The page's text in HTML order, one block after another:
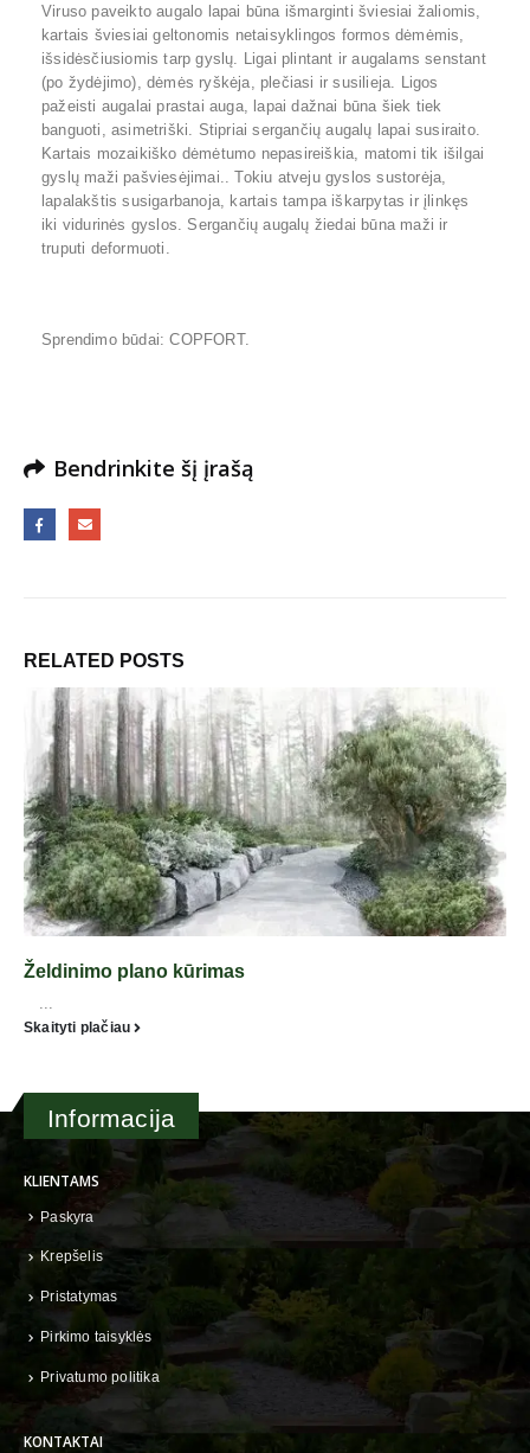
Viruso paveikto augalo lapai būna išmarginti šviesiai žaliomis,
kartais šviesiai geltonomis netaisyklingos formos dėmėmis,
išsidėsčiusiomis tarp gyslų. Ligai plintant ir augalams senstant
(po žydėjimo), dėmės ryškėja, plečiasi ir susilieja. Ligos
pažeisti augalai prastai auga, lapai dažnai būna šiek tiek
banguoti, asimetriški. Stipriai sergančių augalų lapai susiraito.
Kartais mozaikiško dėmėtumo nepasireiškia, matomi tik išilgai
gyslų maži pašviesėjimai.. Tokiu atveju gyslos sustorėja,
lapalakštis susigarbanoja, kartais tampa iškarpytas ir įlinkęs
iki vidurinės gyslos. Sergančių augalų žiedai būna maži ir
truputi deformuoti.
Sprendimo būdai: COPFORT.
Bendrinkite šį įrašą
RELATED POSTS
Želdinimo plano kūrimas
Skaityti plačiau
Informacija
KLIENTAMS
Paskyra
Krepšelis
Pristatymas
Pirkimo taisyklės
Privatumo politika
KONTAKTAI